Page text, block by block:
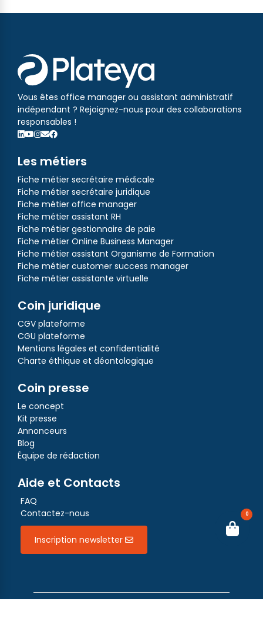
Vous êtes office manager ou assistant administratif
indépendant ? Rejoignez-nous pour des collaborations
responsables !
Les métiers
Fiche métier secrétaire médicale
Fiche métier secrétaire juridique
Fiche métier office manager
Fiche métier assistant RH
Fiche métier gestionnaire de paie
Fiche métier Online Business Manager
Fiche métier assistant Organisme de Formation
Fiche métier customer success manager
Fiche métier assistante virtuelle
Coin juridique
CGV plateforme
CGU plateforme
Mentions légales et confidentialité
Charte éthique et déontologique
Coin presse
Le concept
Kit presse
Annonceurs
Blog
Équipe de rédaction
Aide et Contacts
FAQ
Contactez-nous
Inscription newsletter
0